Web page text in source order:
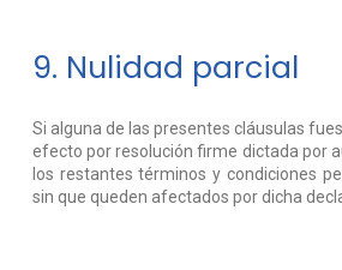
9. Nulidad parcial
Si alguna de las presentes cláusulas
efecto por resolución firme dictada por
los restantes términos y condiciones
sin que queden afectados por dicha